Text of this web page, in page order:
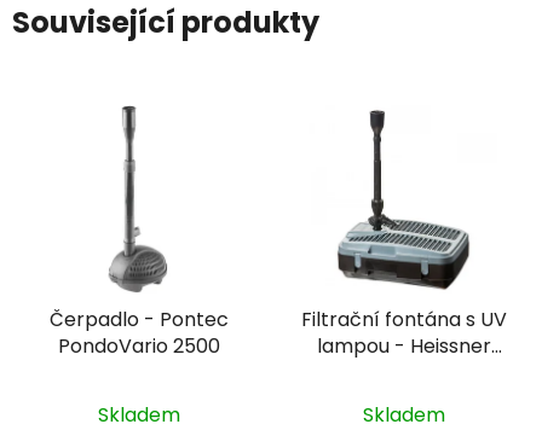
Související produkty
Čerpadlo - Pontec
PondoVario 2500
Skladem
Filtrační fontána s UV
lampou - Heissner
Skladem